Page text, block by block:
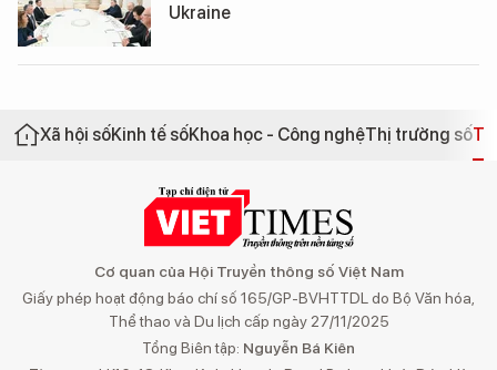
Ukraine
Xã hội sốKinh tế sốKhoa học - Công nghệThị trường số
Cơ quan của Hội Truyền thông số Việt Nam
Giấy phép hoạt động báo chí số 165/GP-BVHTTDL do Bộ Văn hóa,
Thể thao và Du lịch cấp ngày 27/11/2025
Tổng Biên tập: Nguyễn Bá Kiên